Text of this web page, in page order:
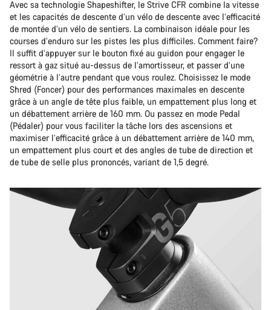
Avec sa technologie Shapeshifter, le Strive CFR combine la vitesse
et les capacités de descente d’un vélo de descente avec l’efficacité
de montée d’un vélo de sentiers. La combinaison idéale pour les
courses d’enduro sur les pistes les plus difficiles. Comment faire?
Il suffit d’appuyer sur le bouton fixé au guidon pour engager le
ressort à gaz situé au-dessus de l’amortisseur, et passer d’une
géométrie à l’autre pendant que vous roulez. Choisissez le mode
Shred (Foncer) pour des performances maximales en descente
grâce à un angle de tête plus faible, un empattement plus long et
un débattement arrière de 160 mm. Ou passez en mode Pedal
(Pédaler) pour vous faciliter la tâche lors des ascensions et
maximiser l’efficacité grâce à un débattement arrière de 140 mm,
un empattement plus court et des angles de tube de direction et
de tube de selle plus prononcés, variant de 1,5 degré.